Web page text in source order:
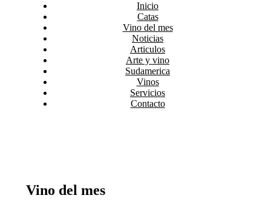
Inicio
Catas
Vino del mes
Noticias
Articulos
Arte y vino
Sudamerica
Vinos
Servicios
Contacto
Vino del mes